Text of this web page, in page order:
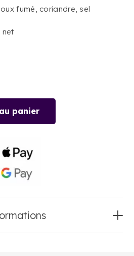
fumé, coriandre, sel
net
panier